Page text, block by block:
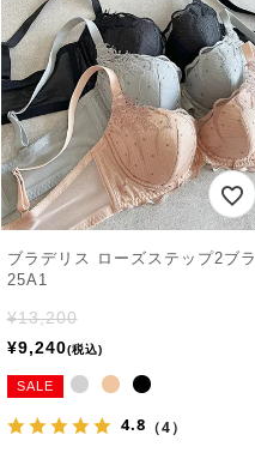
ブラデリス ローズステップ2ブラ
25A1
¥13,200
¥9,240 税込
SALE
4.8 （4）